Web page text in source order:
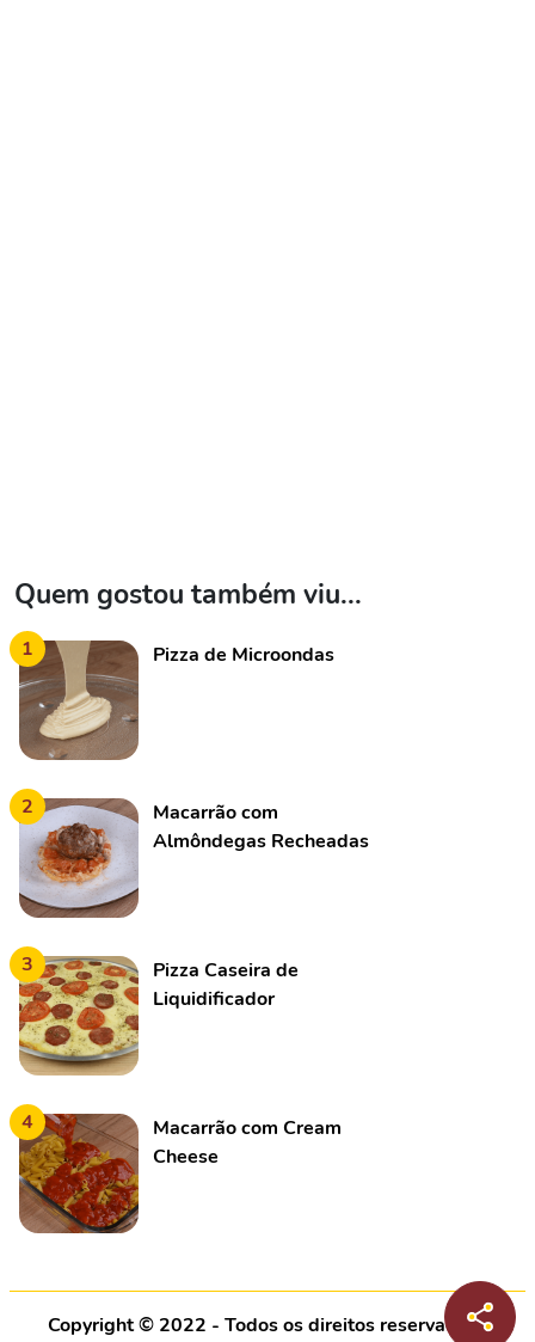
Quem gostou também viu...
1 Pizza de Microondas
2
Macarrão com
Almôndegas Recheadas
3
Pizza Caseira de
Liquidificador
4
Macarrão com Cream
Cheese
Copyright © 2022 - Todos os direitos reservados |